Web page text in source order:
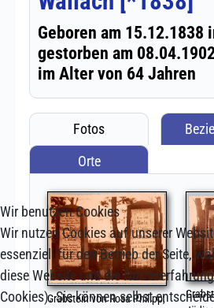
Wir benutzen Cookies
Wir nutzen Cookies auf unserer
essenziell für den Betrieb der Seite,
diese Website und die
Cookies). Sie können selbst